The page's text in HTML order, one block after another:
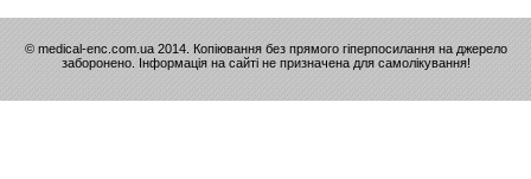
© medical-enc.com.ua 2014. Копіювання без прямого гіперпосилання на джерело
заборонено. Інформація на сайті не призначена для самолікування!